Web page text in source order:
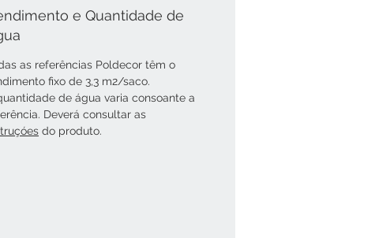
e Quantidade de
as referências Poldecor têm o
fixo de 3,3 m2/saco.
de água varia consoante a
Deverá consultar as
do produto.